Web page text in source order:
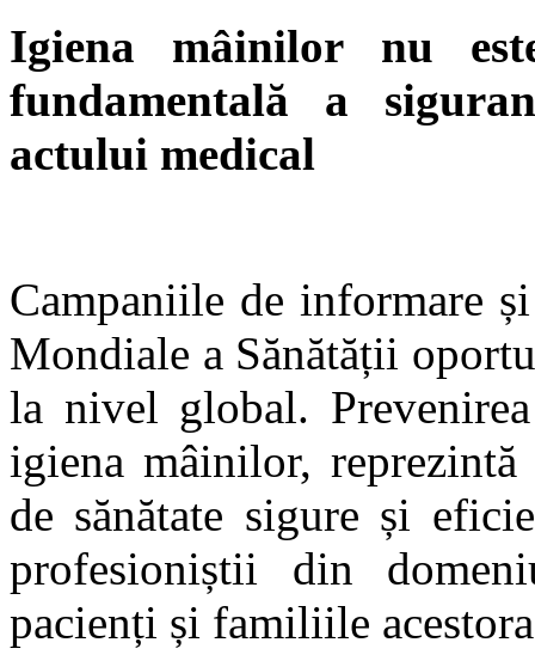
Igiena mâinilor nu
fundamentală a
actului medical
Campaniile de informare
Mondiale a Sănătății
la nivel global.
igiena mâinilor,
de sănătate sigure și
profesioniștii din
pacienți și familiile